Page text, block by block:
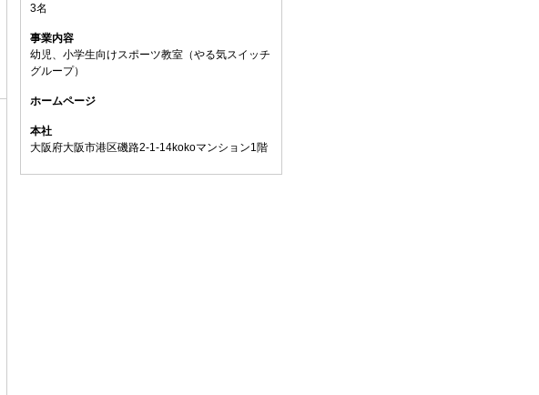
3名
事業内容
幼児、小学生向けスポーツ教室（やる気スイッチ
グループ）
ホームページ
本社
大阪府大阪市港区磯路2-1-14kokoマンション1階